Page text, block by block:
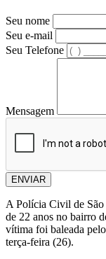
Seu nome
Seu e-mail
Seu Telefone
Mensagem
ENVIAR
A Polícia Civil de
de 22 anos no bairro
vítima foi baleada
terça-feira (26).